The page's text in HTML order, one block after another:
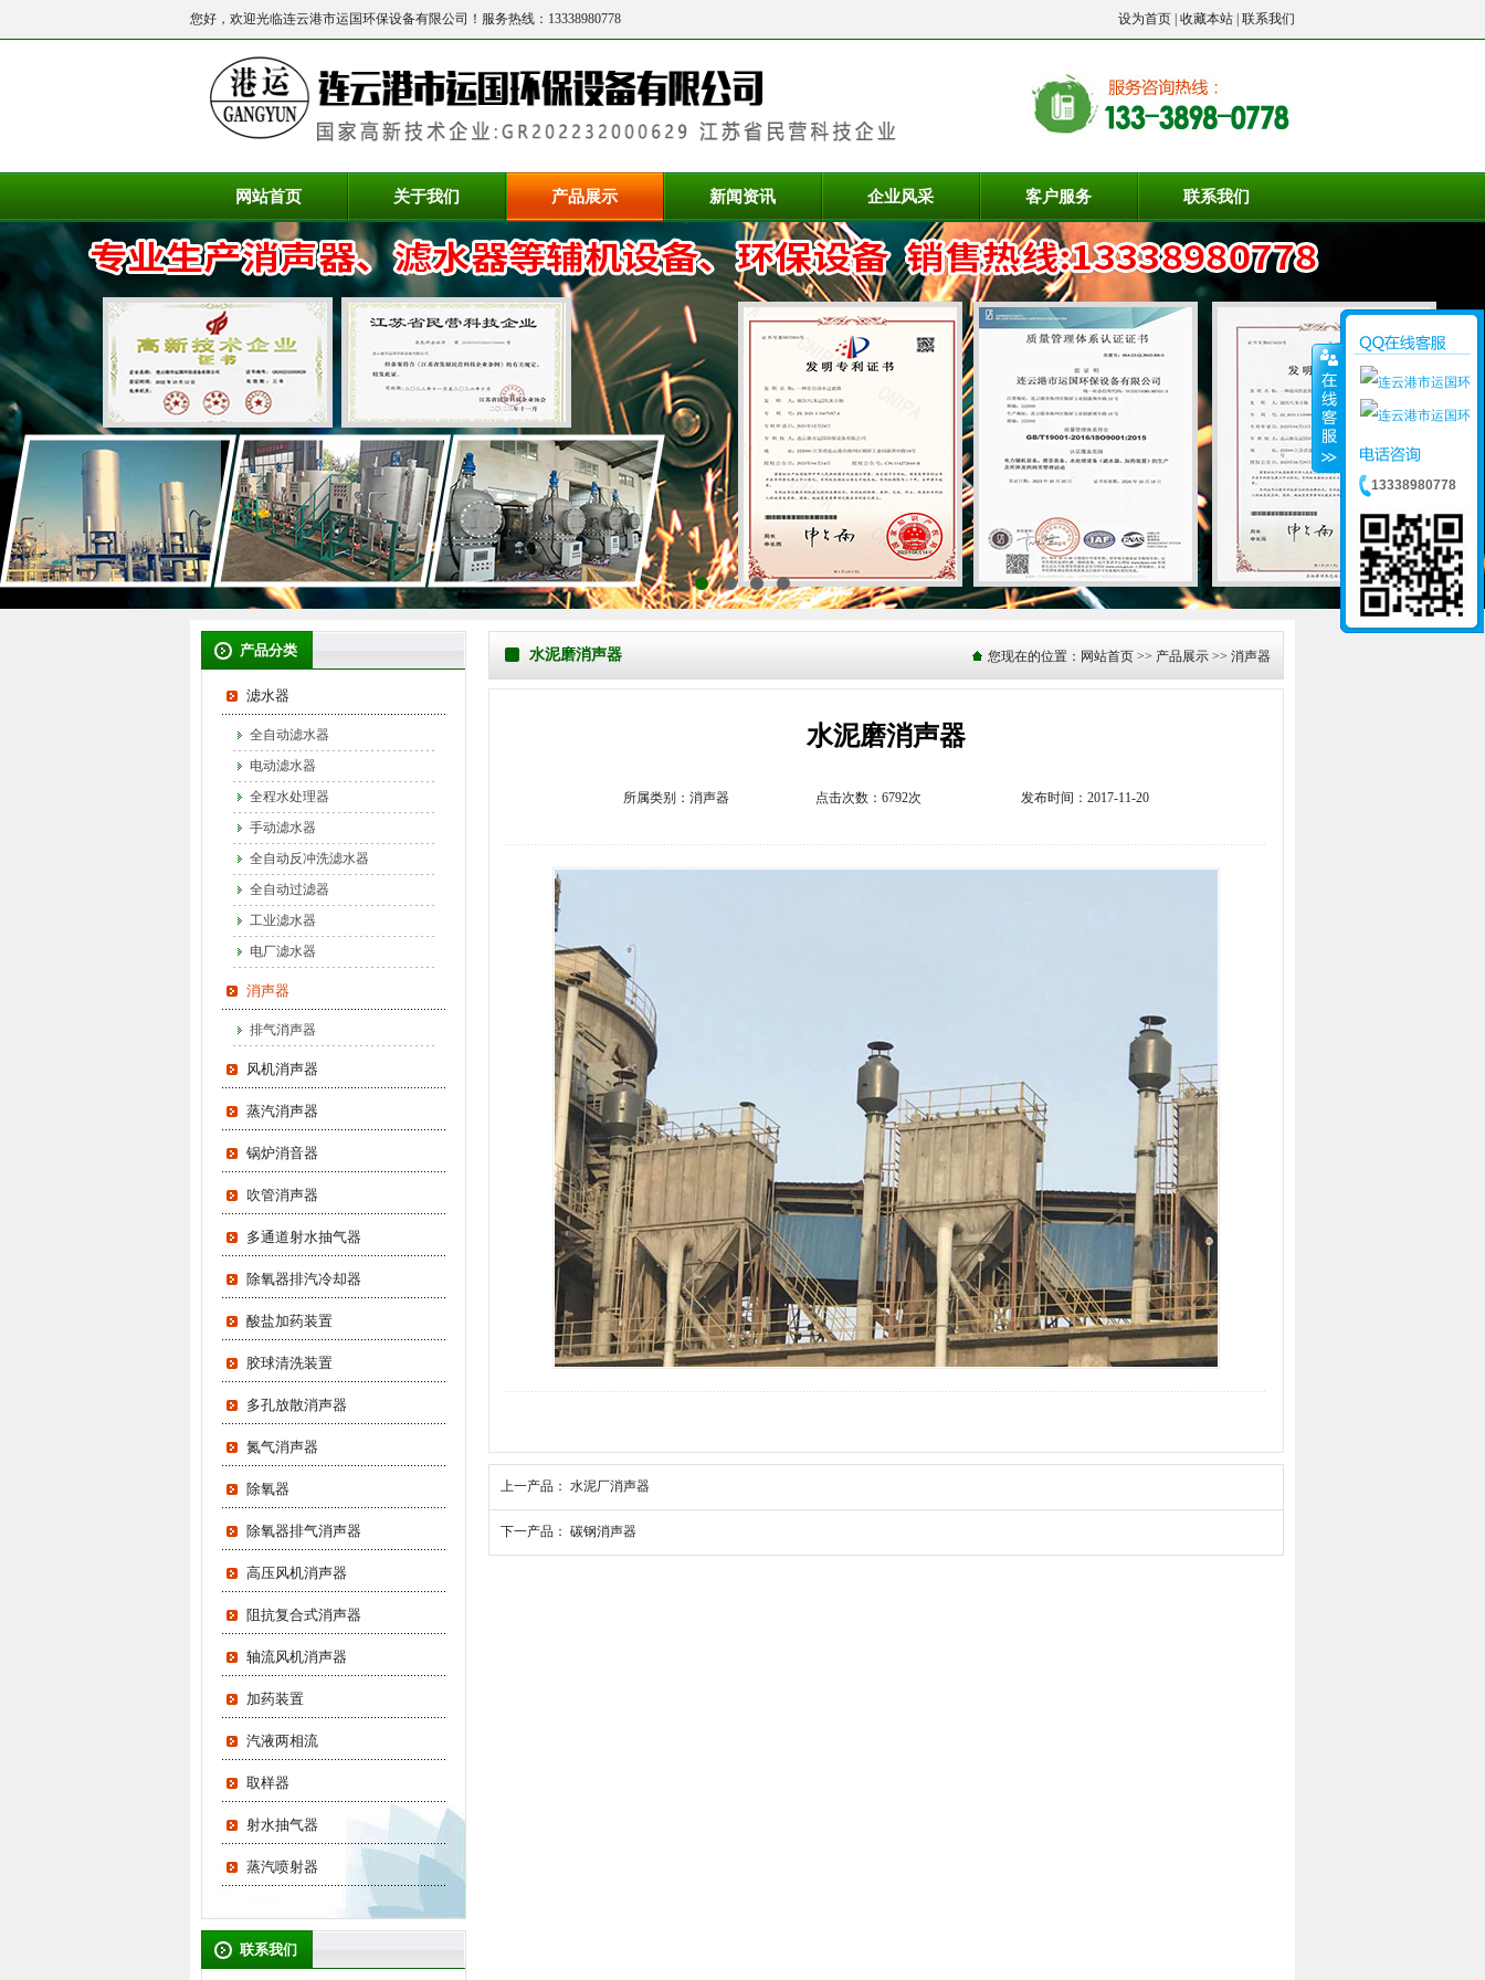
您好，欢迎光临连云港市运国环保设备有限公司！服务热线： 13338980778 设为首页 收藏本站 联系我们
网站首页 关于我们 产品展示 新闻资讯 企业风采 客户服务 联系我们
1 2 3 4
产品分类
滤水器
全自动滤水器
电动滤水器
全程水处理器
手动滤水器
全自动反冲洗滤水器
全自动过滤器
工业滤水器
电厂滤水器
消声器
排气消声器
风机消声器
蒸汽消声器
锅炉消音器
吹管消声器
多通道射水抽气器
除氧器排汽冷却器
酸盐加药装置
胶球清洗装置
多孔放散消声器
氮气消声器
除氧器
除氧器排气消声器
高压风机消声器
阻抗复合式消声器
轴流风机消声器
加药装置
汽液两相流
取样器
射水抽气器
蒸汽喷射器
联系我们
水泥磨消声器 您现在的位置： 网站首页 >> 产品展示 >> 消声器
水泥磨消声器
所属类别： 消声器 点击次数：6792次 发布时间：2017-11-20
上一产品： 水泥厂消声器
下一产品： 碳钢消声器
13338980778